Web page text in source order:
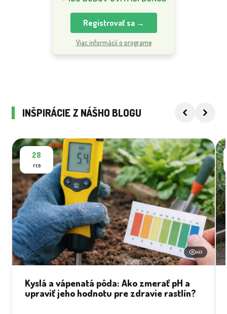
Registrovať sa →
Viac informácií o programe
INŠPIRÁCIE Z NÁŠHO BLOGU
28
FEB
493
Kyslá a vápenatá pôda: Ako zmerať pH a
upraviť jeho hodnotu pre zdravie rastlín?